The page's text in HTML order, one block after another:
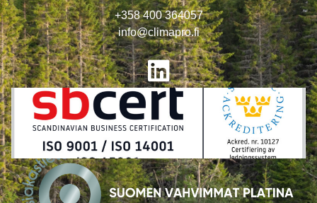
+358 400 364057
info@climapro.fi